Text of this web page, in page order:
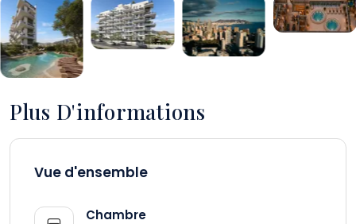
Plus D'informations
Vue d'ensemble
Chambre